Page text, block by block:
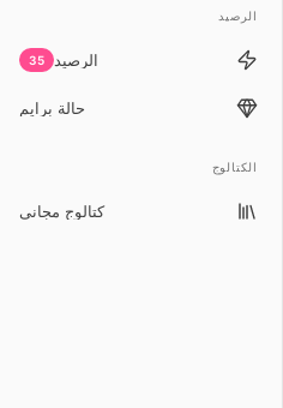
الرصيد
الرصيد 35
حالة برايم
الكتالوج
كتالوج مجاني